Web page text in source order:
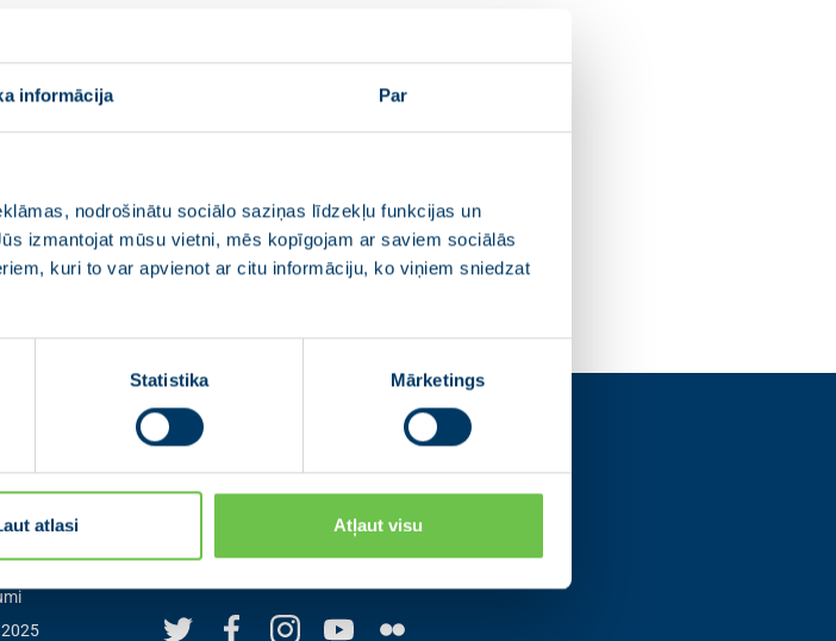
informācija Par
nodrošinātu sociālo saziņas līdzekļu funkcijas un
izmantojat mūsu vietni, mēs kopīgojam ar saviem sociālās
kuri to var apvienot ar citu informāciju, ko viņiem sniedzat
Statistika Mārketings
atlasi Atļaut visu
Seko mums
Seko mums sociālajos tīklos un uzzini
pirmais par aktuālajām norisēm.